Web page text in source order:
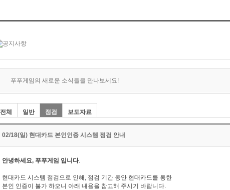
푸푸게임의 새로운 소식들을 만나보세요!
전체 일반 점검 보도자료
02/18(일) 현대카드 본인인증 시스템 점검 안내
안녕하세요, 푸푸게임 입니다.
현대카드 시스템 점검으로 인해, 점검 기간 동안 현대카드를 통한
본인 인증이 불가 하오니 아래 내용을 참고해 주시기 바랍니다.